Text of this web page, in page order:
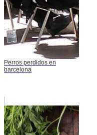
Perros perdidos en
barcelona